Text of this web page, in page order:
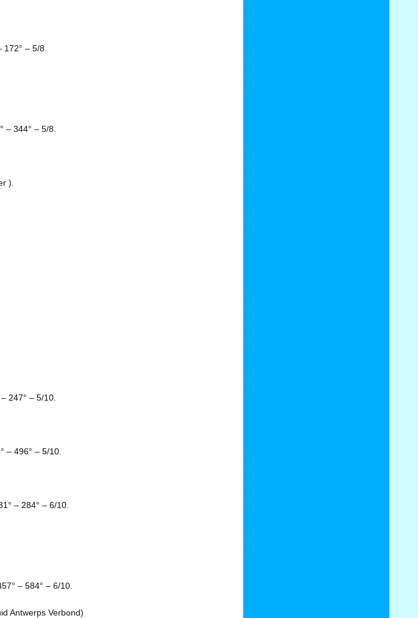
172° – 5/8.
– 344° – 5/8.
).
247° – 5/10.
– 496° – 5/10.
– 284° – 6/10.
– 584° – 6/10.
Antwerps Verbond)